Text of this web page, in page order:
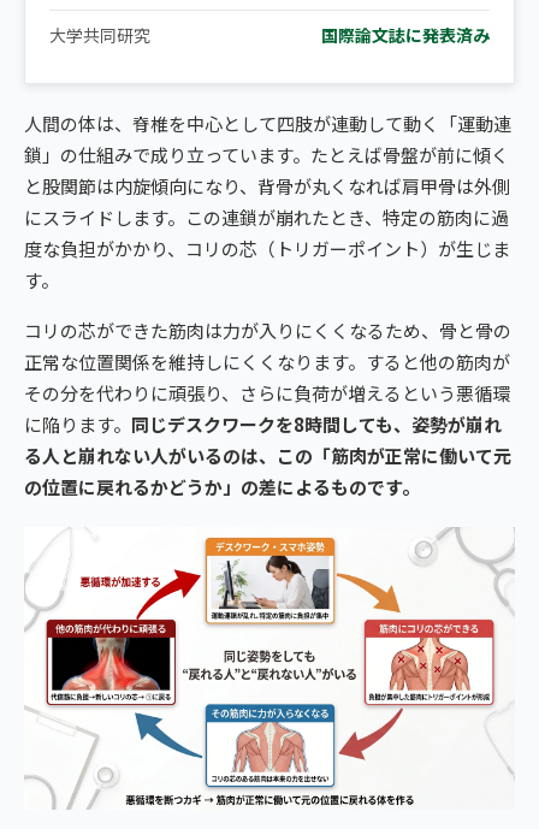
大学共同研究 国際論文誌に発表済み
人間の体は、脊椎を中心として四肢が連動して動く「運動連
鎖」の仕組みで成り立っています。たとえば骨盤が前に傾く
と股関節は内旋傾向になり、背骨が丸くなれば肩甲骨は外側
にスライドします。この連鎖が崩れたとき、特定の筋肉に過
度な負担がかかり、コリの芯（トリガーポイント）が生じま
す。
コリの芯ができた筋肉は力が入りにくくなるため、骨と骨の
正常な位置関係を維持しにくくなります。すると他の筋肉が
その分を代わりに頑張り、さらに負荷が増えるという悪循環
に陥ります。 同じデスクワークを8時間しても、姿勢が崩れ
る人と崩れない人がいるのは、この「筋肉が正常に働いて元
の位置に戻れるかどうか」の差によるものです。